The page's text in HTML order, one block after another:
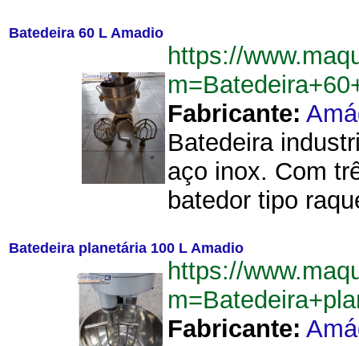
Batedeira 60 L Amadio
https://
Fabricante:
Batedeira
aço inox. Com
batedor tipo
Batedeira planetária 100 L Amadio
https://
Fabricante: